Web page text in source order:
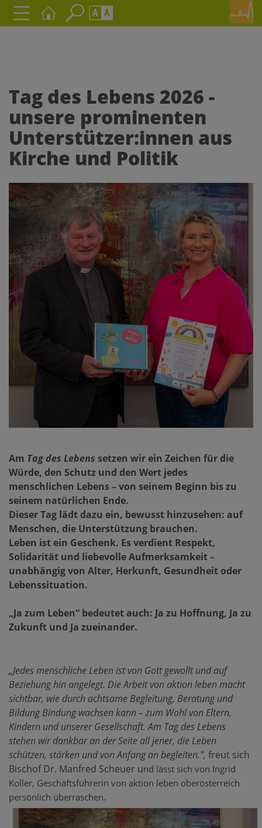
A A A
Kontrasteinstellungen
A A A A A
Tag des Lebens 2026 -
unsere prominenten
Unterstützer:innen aus
Kirche und Politik
Am Tag des Lebens setzen wir ein Zeichen für die
Würde, den Schutz und den Wert jedes
menschlichen Lebens – von seinem Beginn bis zu
seinem natürlichen Ende.
Dieser Tag lädt dazu ein, bewusst hinzusehen: auf
Menschen, die Unterstützung brauchen.
Leben ist ein Geschenk. Es verdient Respekt,
Solidarität und liebevolle Aufmerksamkeit –
unabhängig von Alter, Herkunft, Gesundheit oder
Lebenssituation.
„Ja zum Leben“ bedeutet auch: Ja zu Hoffnung, Ja zu
Zukunft und Ja zueinander.
„Jedes menschliche Leben ist von Gott gewollt und auf
Beziehung hin angelegt. Die Arbeit von aktion leben macht
sichtbar, wie durch achtsame Begleitung, Beratung und
Bildung Bindung wachsen kann – zum Wohl von Eltern,
Kindern und unserer Gesellschaft. Am Tag des Lebens
stehen wir dankbar an der Seite all jener, die Leben
schützen, stärken und von Anfang an begleiten.", freut sich
Bischof Dr. Manfred Scheuer und lässt sich von Ingrid
Koller, Geschäftsführerin von aktion leben oberösterreich
persönlich überraschen.